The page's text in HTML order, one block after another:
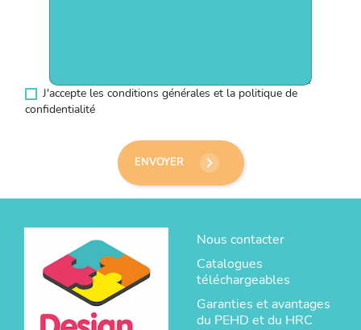
J'accepte les conditions générales et la politique de
confidentialité
ENVOYER keyboard_arrow_right
Nous contacter
Catalogues
téléchargeables
Garanties et avantages
du PEHD et du HRC